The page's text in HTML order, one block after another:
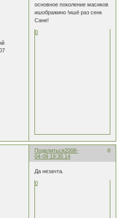
основное поколение масиков
ишображино !ишё раз сенк
Сане!
0
Поделиться 8
2008-
04-09 19:35:14
Да незачта.
0